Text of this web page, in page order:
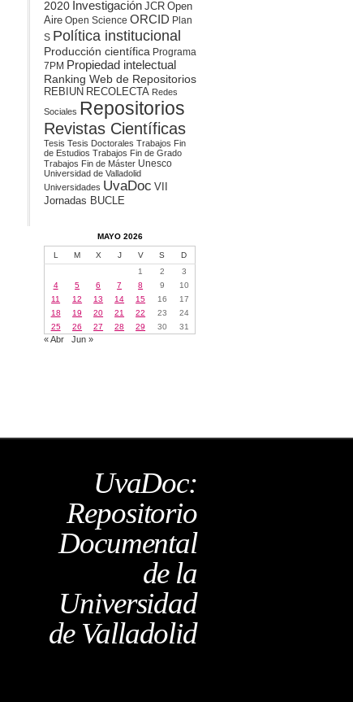
2020 Investigación JCR Open
Aire Open Science ORCID Plan
S Política institucional
Producción científica Programa
7PM Propiedad intelectual
Ranking Web de Repositorios
REBIUN RECOLECTA Redes
Sociales Repositorios
Revistas Científicas
Tesis Tesis Doctorales Trabajos Fin
de Estudios Trabajos Fin de Grado
Trabajos Fin de Máster Unesco
Universidad de Valladolid
Universidades UvaDoc VII
Jornadas BUCLE
MAYO 2026
L M X J V S
D
1
2
3
4
5 6 7 8 9
10
11
12 13 14 15 16
17
18
19 20 21 22 23
24
25
26 27 28 29 30 31
« Abr Jun »
UvaDoc:
Repositorio
Documental
de la
Universidad
de Valladolid